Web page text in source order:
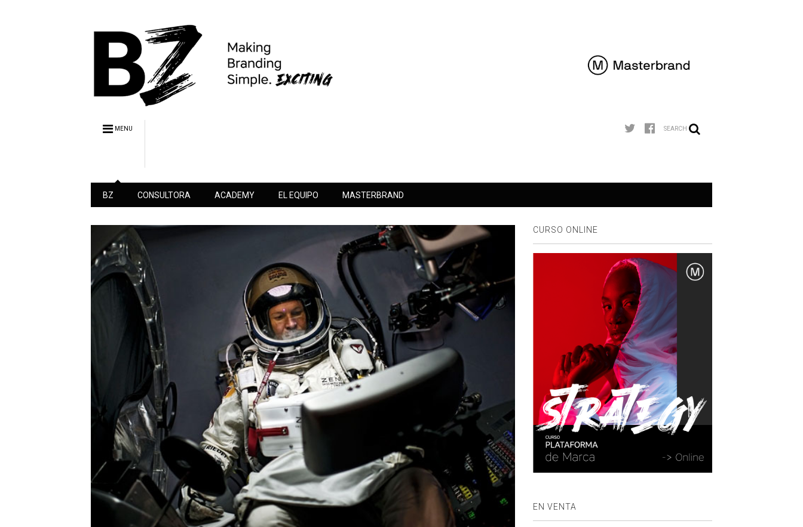
MENU SEARCH
BZ CONSULTORA ACADEMY EL EQUIPO MASTERBRAND
CURSO ONLINE
EN VENTA